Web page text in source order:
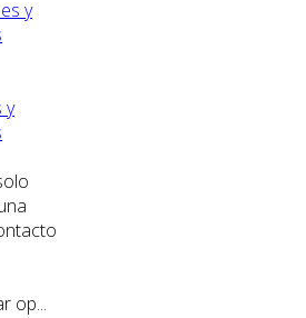
y
op...